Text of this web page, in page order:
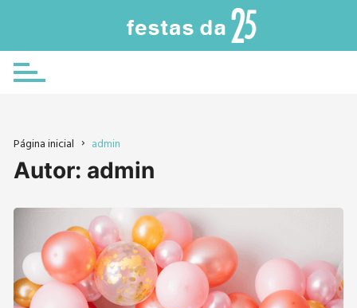
o
conteúdo
Página inicial admin
Autor: admin